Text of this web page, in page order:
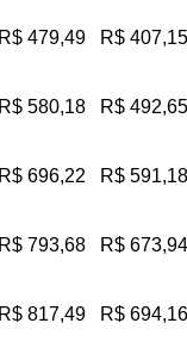
R$ 479,49 R$ 407,15
R$ 580,18 R$ 492,65
R$ 696,22 R$ 591,18
R$ 793,68 R$ 673,94
R$ 817,49 R$ 694,16